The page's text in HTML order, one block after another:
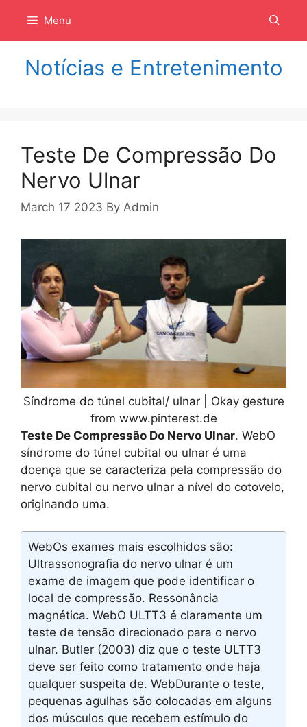
isi
Menu
Notícias e Entretenimento
Teste De Compressão Do
Nervo Ulnar
March 17 2023 By Admin
Síndrome do túnel cubital/ ulnar | Okay gesture
from www.pinterest.de
Teste De Compressão Do Nervo Ulnar. WebO
síndrome do túnel cubital ou ulnar é uma
doença que se caracteriza pela compressão do
nervo cubital ou nervo ulnar a nível do cotovelo,
originando uma.
WebOs exames mais escolhidos são:
Ultrassonografia do nervo ulnar é um
exame de imagem que pode identificar o
local de compressão. Ressonância
magnética. WebO ULTT3 é claramente um
teste de tensão direcionado para o nervo
ulnar. Butler (2003) diz que o teste ULTT3
deve ser feito como tratamento onde haja
qualquer suspeita de. WebDurante o teste,
pequenas agulhas são colocadas em alguns
dos músculos que recebem estímulo do